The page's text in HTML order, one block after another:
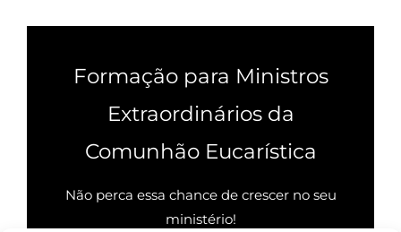
Formação para Ministros
Extraordinários da
Comunhão Eucarística
Não perca essa chance de crescer no seu
ministério!